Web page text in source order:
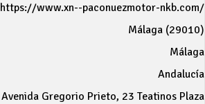
https://www.xn--paconuezmotor-nkb.com/
Málaga (29010)
Málaga
Andalucía
Avenida Gregorio Prieto, 23 Teatinos Plaza